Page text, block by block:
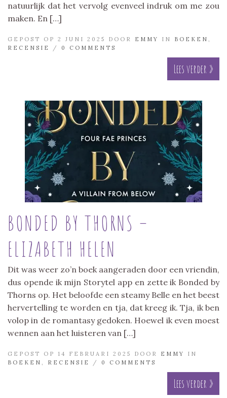
natuurlijk dat het vervolg evenveel indruk om me zou
maken. En […]
GEPOST OP 2 JUNI 2025 DOOR EMMY IN BOEKEN ,
RECENSIE
/ 0 COMMENTS
Lees verder »
BONDED BY THORNS –
ELIZABETH HELEN
Dit was weer zo’n boek aangeraden door een vriendin,
dus opende ik mijn Storytel app en zette ik Bonded by
Thorns op. Het beloofde een steamy Belle en het beest
hervertelling te worden en tja, dat kreeg ik. Tja, ik ben
volop in de romantasy gedoken. Hoewel ik even moest
wennen aan het luisteren van […]
GEPOST OP 14 FEBRUARI 2025 DOOR EMMY
IN
BOEKEN , RECENSIE / 0 COMMENTS
Lees verder »